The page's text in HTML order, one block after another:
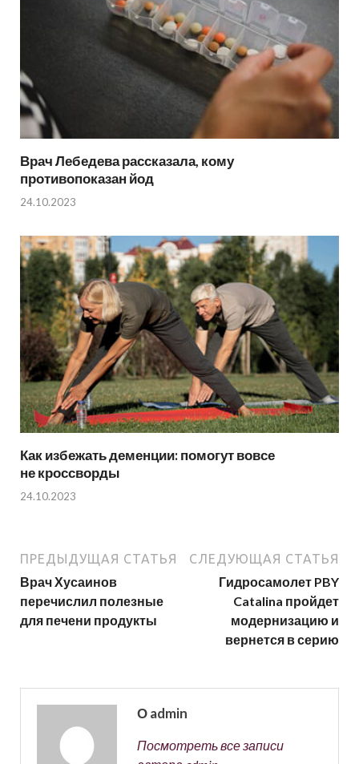
Врач Лебедева рассказала, кому
противопоказан йод
24.10.2023
Как избежать деменции: помогут вовсе
не кроссворды
24.10.2023
ПРЕДЫДУЩАЯ СТАТЬЯ
Врач Хусаинов
перечислил полезные
для печени продукты
СЛЕДУЮЩАЯ СТАТЬЯ
Гидросамолет PBY
Catalina пройдет
модернизацию и
вернется в серию
О admin
Посмотреть все записи